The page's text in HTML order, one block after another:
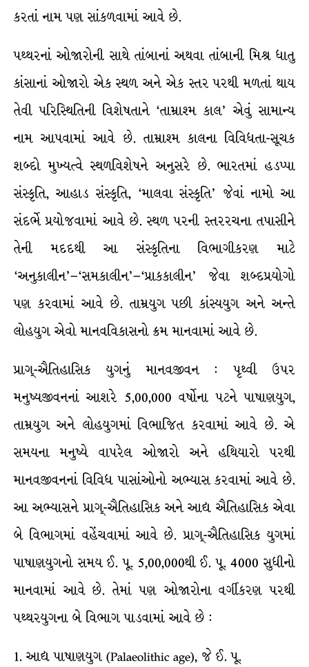
કરતાં નામ પણ સાંકળવામાં આવે છે.
પથ્થરનાં ઓજારોની સાથે તાંબાનાં અથવા તાંબાની મિશ્ર ધાતુ
કાંસાનાં ઓજારો એક સ્થળ અને એક સ્તર પરથી મળતાં થાય
તેવી પરિસ્થિતિની વિશેષતાને ‘તામ્રાશ્મ કાલ’ એવું સામાન્ય
નામ આપવામાં આવે છે. તામ્રાશ્મ કાલના વિવિધતા-સૂચક
શબ્દો મુખ્યત્વે સ્થળવિશેષને અનુસરે છે. ભારતમાં હડપ્પા
સંસ્કૃતિ, આહાડ સંસ્કૃતિ, ‘માલવા સંસ્કૃતિ’ જેવાં નામો આ
સંદર્ભે પ્રયોજવામાં આવે છે. સ્થળ પરની સ્તરરચના તપાસીને
તેની મદદથી આ સંસ્કૃતિના વિભાગીકરણ માટે
‘અનુકાલીન’–‘સમકાલીન’–‘પ્રાકકાલીન’ જેવા શબ્દપ્રયોગો
પણ કરવામાં આવે છે. તામ્રયુગ પછી કાંસ્યયુગ અને અન્તે
લોહયુગ એવો માનવવિકાસનો ક્રમ માનવામાં આવે છે.
પ્રાગ્-ઐતિહાસિક યુગનું માનવજીવન : પૃથ્વી ઉપર
મનુષ્યજીવનનાં આશરે 5,00,000 વર્ષોના પટને પાષાણયુગ,
તામ્રયુગ અને લોહયુગમાં વિભાજિત કરવામાં આવે છે. એ
સમયના મનુષ્યે વાપરેલ ઓજારો અને હથિયારો પરથી
માનવજીવનનાં વિવિધ પાસાંઓનો અભ્યાસ કરવામાં આવે છે.
આ અભ્યાસને પ્રાગ્-ઐતિહાસિક અને આદ્ય ઐતિહાસિક એવા
બે વિભાગમાં વહેંચવામાં આવે છે. પ્રાગ્-ઐતિહાસિક યુગમાં
પાષાણયુગનો સમય ઈ. પૂ. 5,00,000થી ઈ. પૂ. 4000 સુધીનો
માનવામાં આવે છે. તેમાં પણ ઓજારોના વર્ગીકરણ પરથી
પથ્થરયુગના બે વિભાગ પાડવામાં આવે છે :
1. આદ્ય પાષાણયુગ (Palaeolithic age), જે ઈ. પૂ.